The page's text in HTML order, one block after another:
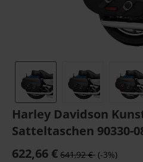
Harley Davidson
Satteltaschen 90330-
622,66 € 641,92 € (-3%)